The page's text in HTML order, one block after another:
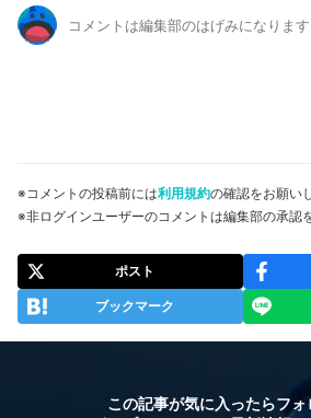
※コメントの投稿前には利用規約の確認をお願い
※非ログインユーザーのコメントは編集部の承認
ポスト
ブックマーク
この記事が気に入ったらフ